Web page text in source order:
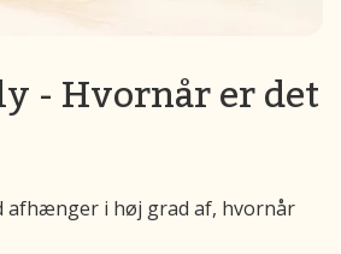
- Hvornår er det
afhænger i høj grad af, hvornår